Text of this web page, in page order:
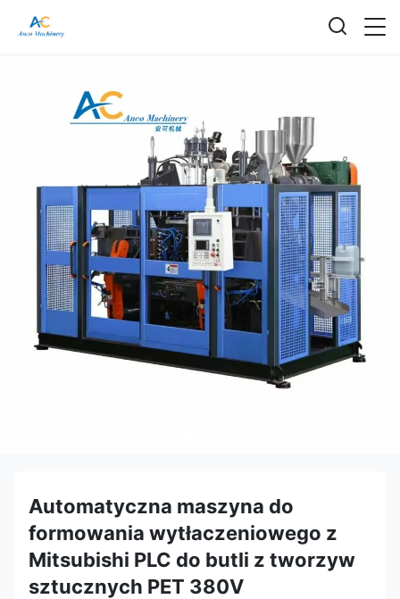
Automatyczna maszyna do
formowania wytłaczeniowego z
Mitsubishi PLC do butli z tworzyw
sztucznych PET 380V